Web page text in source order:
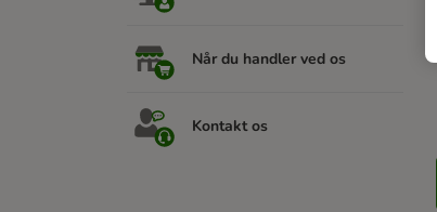
Når du handler ved os
Kontakt os